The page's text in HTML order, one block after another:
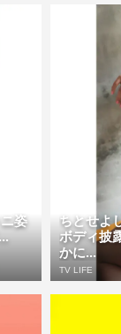
姿
ちとせよ
ボディ披
かに...
TV LIFE